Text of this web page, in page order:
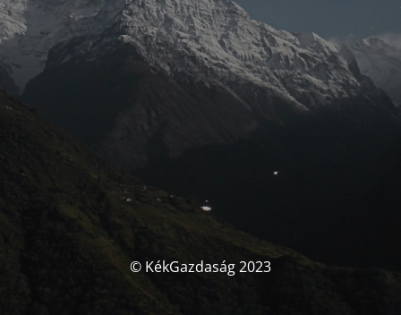
© KékGazdaság 2023